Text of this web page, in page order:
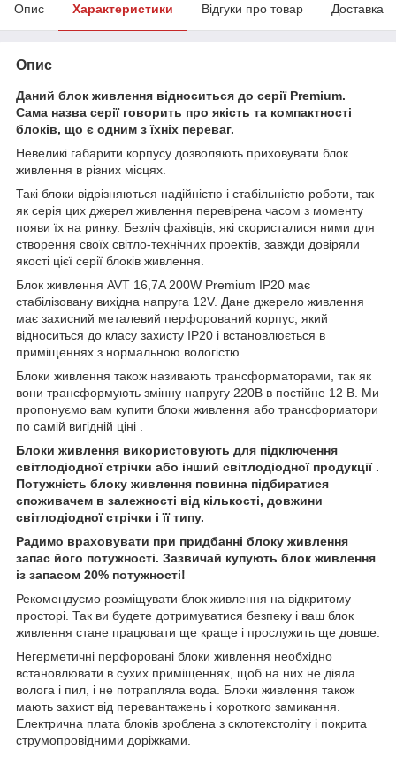
Опис Характеристики Відгуки про товар Доставка
Опис
Даний блок живлення відноситься до серії Premium.
Сама назва серії говорить про якість та компактності
блоків, що є одним з їхніх переваг.
Невеликі габарити корпусу дозволяють приховувати блок
живлення в різних місцях.
Такі блоки відрізняються надійністю і стабільністю роботи, так
як серія цих джерел живлення перевірена часом з моменту
появи їх на ринку. Безліч фахівців, які скористалися ними для
створення своїх світло-технічних проектів, завжди довіряли
якості цієї серії блоків живлення.
Блок живлення AVT 16,7A 200W Premium IP20 має
стабілізовану вихідна напруга 12V. Дане джерело живлення
має захисний металевий перфорований корпус, який
відноситься до класу захисту IP20 і встановлюється в
приміщеннях з нормальною вологістю.
Блоки живлення також називають трансформаторами, так як
вони трансформують змінну напругу 220В в постійне 12 В. Ми
пропонуємо вам купити блоки живлення або трансформатори
по самій вигідній ціні .
Блоки живлення використовують для підключення
світлодіодної стрічки або інший світлодіодної продукції .
Потужність блоку живлення повинна підбиратися
споживачем в залежності від кількості, довжини
світлодіодної стрічки і її типу.
Радимо враховувати при придбанні блоку живлення
запас його потужності. Зазвичай купують блок живлення
із запасом 20% потужності!
Рекомендуємо розміщувати блок живлення на відкритому
просторі. Так ви будете дотримуватися безпеку і ваш блок
живлення стане працювати ще краще і прослужить ще довше.
Негерметичні перфоровані блоки живлення необхідно
встановлювати в сухих приміщеннях, щоб на них не діяла
волога і пил, і не потрапляла вода. Блоки живлення також
мають захист від перевантажень і короткого замикання.
Електрична плата блоків зроблена з склотекстоліту і покрита
струмопровідними доріжками.